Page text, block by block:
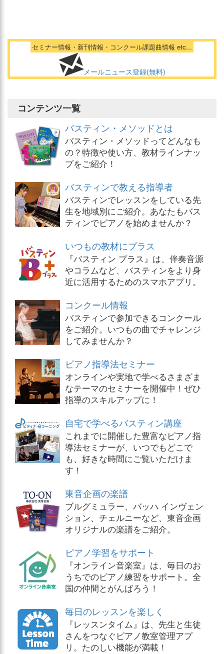
セミナー情報・新刊情報・コンクール課題曲情報 etc...
メールニュース登録(無料)
コンテンツ一覧
バスティン・メソッドとは
バスティン・メソッドってどんなも
の？特徴や使い方、教材ラインナッ
プをご紹介！
バスティンで教える指導者
バスティンでレッスンをしている先
生を地域別にご紹介。あなたもバス
ティンでピアノを始めませんか？
いつもの教材にプラス
『バスティン プラス』は、伴奏音源
やコラムなど、バスティンをより身
近に活用するためのスマホアプリ。
コンクール情報
バスティンで参加できるコンクール
をご紹介。いつもの曲でチャレンジ
してみませんか？
ピアノ指導法セミナー
オンラインや実地で学べるさまざま
なテーマのセミナーを開催中！ぜひ
指導のスキルアップに！
自宅で学べるバスティン講座
これまでに開催した豊富なピアノ指
導法セミナーが、いつでもどこで
も、好きな時間にご覧いただけま
す！
東音企画の楽譜
ブルグミュラー、バッハ インヴェン
ション、チェルニーなど、東音企画
オリジナルの楽譜をご紹介。
ピアノ学習をサポート
『オンライン音楽室』は、毎日のお
うちでのピアノ練習をサポート。全
国の仲間とがんばろう！
毎日のレッスンを楽しく
『レッスンタイム』は、先生と生徒
さんをつなぐピアノ教室管理アプ
リ。たのしい機能が満載！